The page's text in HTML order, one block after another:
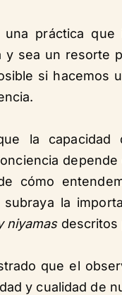
una práctica
y sea un resorte
si hacemos
la
cómo
la
niyamasdescritos
que el
y cualidad de